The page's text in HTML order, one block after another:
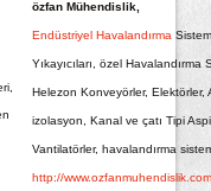
özfan Mühendislik,
Endüstriyel Havalandırma
Yıkayıcıları, özel Havalandırma
Helezon Konveyörler, Elektörler,
izolasyon, Kanal ve çatı Tipi
Vantilatörler, havalandırma
http://www.ozfanmuhendislik.com